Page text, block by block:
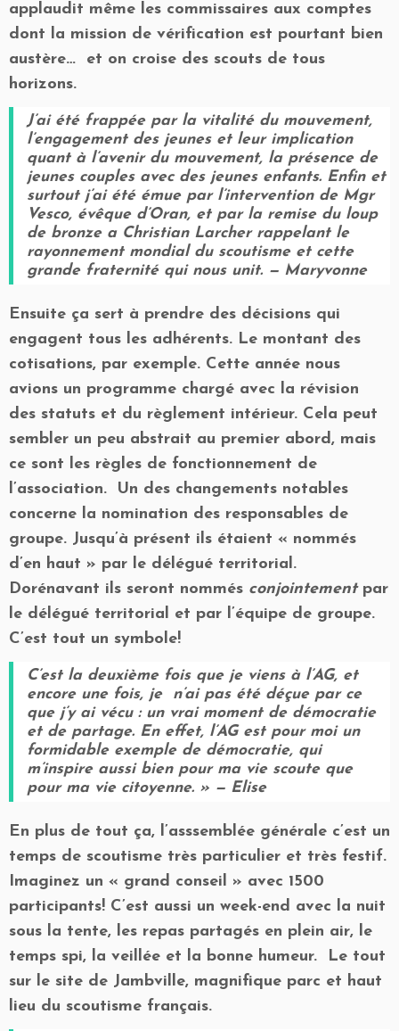
applaudit même les commissaires aux comptes
dont la mission de vérification est pourtant bien
austère… et on croise des scouts de tous
horizons.
J’ai été frappée par la vitalité du mouvement,
l’engagement des jeunes et leur implication
quant à l’avenir du mouvement, la présence de
jeunes couples avec des jeunes enfants. Enfin et
surtout j’ai été émue par l’intervention de Mgr
Vesco, évêque d’Oran, et par la remise du loup
de bronze a Christian Larcher rappelant le
rayonnement mondial du scoutisme et cette
grande fraternité qui nous unit. — Maryvonne
Ensuite ça sert à prendre des décisions qui
engagent tous les adhérents. Le montant des
cotisations, par exemple. Cette année nous
avions un programme chargé avec la révision
des statuts et du règlement intérieur. Cela peut
sembler un peu abstrait au premier abord, mais
ce sont les règles de fonctionnement de
l’association. Un des changements notables
concerne la nomination des responsables de
groupe. Jusqu’à présent ils étaient « nommés
d’en haut » par le délégué territorial.
Dorénavant ils seront nommés conjointement par
le délégué territorial et par l’équipe de groupe.
C’est tout un symbole!
C’est la deuxième fois que je viens à l’AG, et
encore une fois, je n’ai pas été déçue par ce
que j’y ai vécu : un vrai moment de démocratie
et de partage. En effet, l’AG est pour moi un
formidable exemple de démocratie, qui
m’inspire aussi bien pour ma vie scoute que
pour ma vie citoyenne. » — Elise
En plus de tout ça, l’asssemblée générale c’est un
temps de scoutisme très particulier et très festif.
Imaginez un « grand conseil » avec 1500
participants! C’est aussi un week-end avec la nuit
sous la tente, les repas partagés en plein air, le
temps spi, la veillée et la bonne humeur. Le tout
sur le site de Jambville, magnifique parc et haut
lieu du scoutisme français.